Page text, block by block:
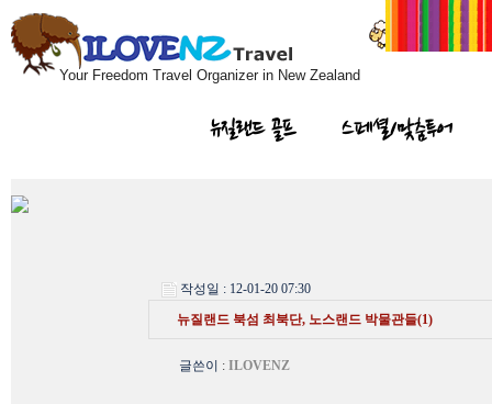
Your Freedom Travel Organizer in New Zealand
뉴질랜드 골프 스페셜/맞춤투어
작성일 : 12-01-20 07:30
뉴질랜드 북섬 최북단, 노스랜드 박물관들(1)
글쓴이 : ILOVENZ